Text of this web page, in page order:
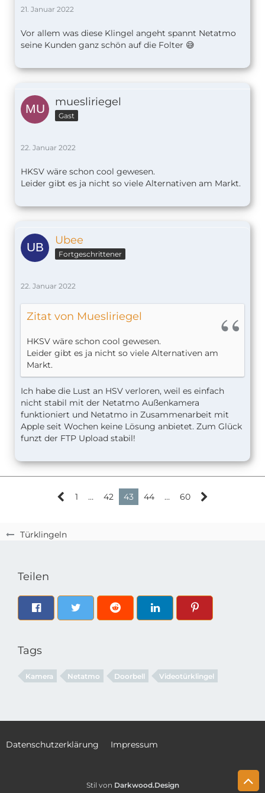
Türklingeln
21. Januar 2022
Vor allem was diese Klingel angeht spannt Netatmo
seine Kunden ganz schön auf die Folter 😅
muesliriegel
Gast
22. Januar 2022
HKSV wäre schon cool gewesen.
Leider gibt es ja nicht so viele Alternativen am Markt.
Ubee
Fortgeschrittener
22. Januar 2022
Zitat von Muesliriegel
HKSV wäre schon cool gewesen.
Leider gibt es ja nicht so viele Alternativen am
Markt.
Ich habe die Lust an HSV verloren, weil es einfach
nicht stabil mit der Netatmo Außenkamera
funktioniert und Netatmo in Zusammenarbeit mit
Apple seit Wochen keine Lösung anbietet. Zum Glück
funzt der FTP Upload stabil!
1 … 42 43 44 … 60
Teilen
Tags
Kamera Netatmo Doorbell Videotürklingel
Datenschutzerklärung Impressum
Stil von Darkwood.Design